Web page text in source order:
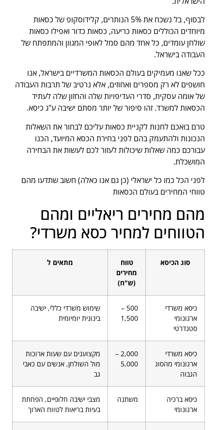
לבסוף, בל נשכח את 5% הנותרים, קלידוסקופ של כסאות
מיוחדים הכוללים כסאות כריעה, כסאות כדור ואפילו כסאות
שולחן עומדים, כל אחד מהם סמל לאופי המגוון והמתפתח של
העבודה בישראל.
ככל שאנו מעמיקים בעולם הכסאות המשרדיים בישראל, אנו
חושפים לא רק מספרים ואחוזים, אלא נרטיב של תרבות העבודה
של אומה עסקית, סדרי העדיפויות שלה והחזון שלה לעתיד
הכסאות למשרד. זהו סיפור של יותר מסתם ישיבה ע"ג כיסא.
טרם בואכם לחנות לקניית כסאות עליכם לבחור את השאלות
הנכונות ולהתעמק בהם לפני בחירת הכסא המיועד, הכנו
עבורכם כמה שאלות שיכולות לעזור לכם לעשות את הבחירה
המושכלת.
לפני הכל כמו כל ישראלי (כן גם אנו כאלה) חשוב שתדעו מהם
טווחי המחירים בעולם הכסאות
מהם מחירים ריאליים ומהם
הטווחים למחיר כסא משרדי?
סוג הכיסא
טווח
מחירים
(ש"ח)
מתאים ל
כיסא משרדי
ארגונומי
סטנדרטי
500 –
1,500
שימוש משרדי כללי, ישיבה
בינונית יומיומית
כיסא משרדי
ארגונומי מהסוג
הגבוה
2,000 –
5,000
מקצוענים עם שעות ארוכות
מול השולחן, אנשים עם כאבי
גב
כיסא ברכיה
ארגונומי
משתנה
מצבי ישיבה חלופיים, הפחתת
בעיות בריאות לטווח הארוך